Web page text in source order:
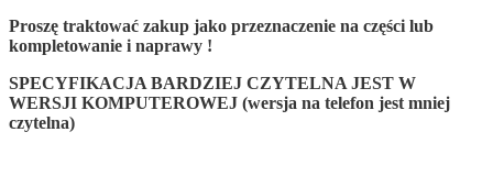
Proszę traktować zakup jako przeznaczenie na części lub
kompletowanie i naprawy !
SPECYFIKACJA BARDZIEJ CZYTELNA JEST W
WERSJI KOMPUTEROWEJ (wersja na telefon jest mniej
czytelna)